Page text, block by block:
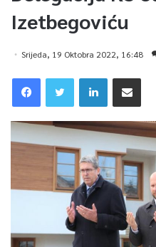
Izetbegoviću
Srijeda, 19 Oktobra 2022, 16:48